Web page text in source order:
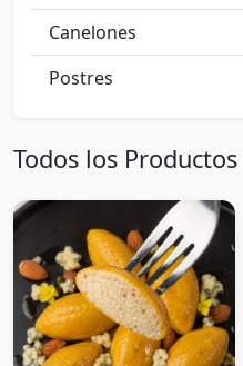
Canelones
Postres
Todos los Productos